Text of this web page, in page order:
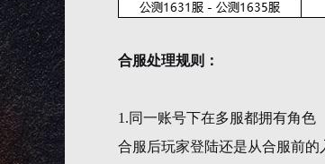
合服处理规则：
1.同一账号下在多服都拥有角色
合服后玩家登陆还是从合服前